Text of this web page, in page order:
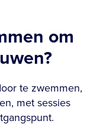
om
te zwemmen,
met sessies